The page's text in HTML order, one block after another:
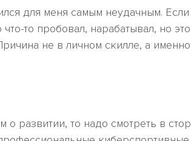
для меня самым неудачным.
то пробовал, нарабатывал, но
не в личном скилле, а
развитии, то надо смотреть в